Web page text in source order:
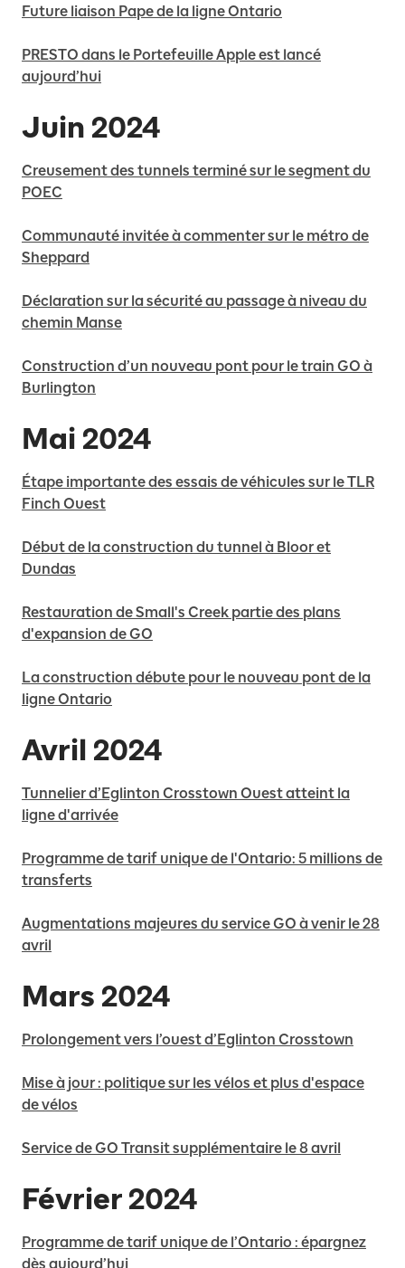
Future liaison Pape de la ligne Ontario
PRESTO dans le Portefeuille Apple est lancé
aujourd’hui
Juin 2024
Creusement des tunnels terminé sur le segment du
POEC
Communauté invitée à commenter sur le métro de
Sheppard
Déclaration sur la sécurité au passage à niveau du
chemin Manse
Construction d’un nouveau pont pour le train GO à
Burlington
Mai 2024
Étape importante des essais de véhicules sur le TLR
Finch Ouest
Début de la construction du tunnel à Bloor et
Dundas
Restauration de Small's Creek partie des plans
d'expansion de GO
La construction débute pour le nouveau pont de la
ligne Ontario
Avril 2024
Tunnelier d’Eglinton Crosstown Ouest atteint la
ligne d'arrivée
Programme de tarif unique de l'Ontario: 5 millions de
transferts
Augmentations majeures du service GO à venir le 28
avril
Mars 2024
Prolongement vers l’ouest d’Eglinton Crosstown
Mise à jour : politique sur les vélos et plus d'espace
de vélos
Service de GO Transit supplémentaire le 8 avril
Février 2024
Programme de tarif unique de l’Ontario : épargnez
dès aujourd’hui